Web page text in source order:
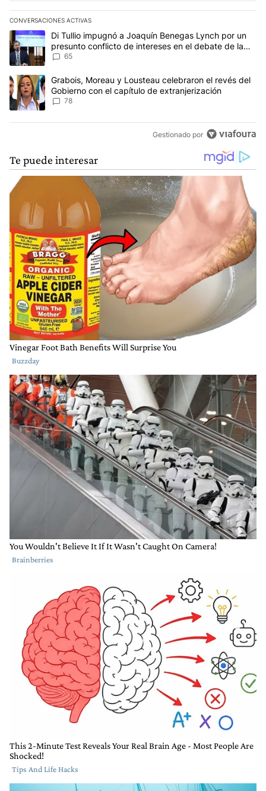
CONVERSACIONES ACTIVAS
Este listado muestra los artículos con más comentarios en los
Un artículo de tendencia con el título "Di Tullio impugnó a
Di Tullio impugnó a Joaquín Benegas Lynch por un
presunto conflicto de intereses en el debate de la
Ley de Tierras
65
Un artículo de tendencia con el título "Grabois, Moreau y
Grabois, Moreau y Lousteau celebraron el revés del
Gobierno con el capítulo de extranjerización
78
Gestionado por